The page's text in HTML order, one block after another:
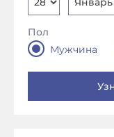
Пол
Мужчина